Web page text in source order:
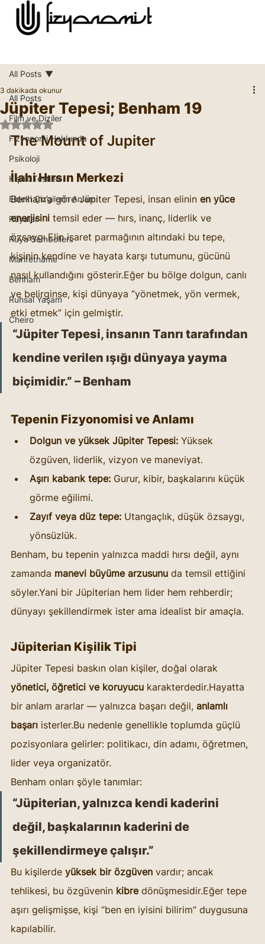
All Posts
Film ve Diziler
Fizyonomi Hakkında
Psikoloji
Kişilik Testleri
Eldeki Çizgilerin Anlamı
Rüyalar
Rüya Sembolleri
Marifetname
Benham
Ruhsal Yaşam
Cheiro
All Posts
Jüpiter Tepesi; Benham 19
3 dakikada okunur
5 üzerinden NaN yıldız
The Mount of Jupiter
İlahi Hırsın Merkezi
Benham’a göre Jüpiter Tepesi, insan elinin en yüce
enerjisini temsil eder — hırs, inanç, liderlik ve
özsaygı.Elin işaret parmağının altındaki bu tepe,
kişinin kendine ve hayata karşı tutumunu, gücünü
nasıl kullandığını gösterir.Eğer bu bölge dolgun, canlı
ve belirginse, kişi dünyaya “yönetmek, yön vermek,
etki etmek” için gelmiştir.
“Jüpiter Tepesi, insanın Tanrı tarafından
kendine verilen ışığı dünyaya yayma
biçimidir.” – Benham
Tepenin Fizyonomisi ve Anlamı
Dolgun ve yüksek Jüpiter Tepesi: Yüksek
özgüven, liderlik, vizyon ve maneviyat.
Aşırı kabarık tepe: Gurur, kibir, başkalarını küçük
görme eğilimi.
Zayıf veya düz tepe: Utangaçlık, düşük özsaygı,
yönsüzlük.
Benham, bu tepenin yalnızca maddi hırsı değil, aynı
zamanda manevi büyüme arzusunu da temsil ettiğini
söyler.Yani bir Jüpiterian hem lider hem rehberdir;
dünyayı şekillendirmek ister ama idealist bir amaçla.
Jüpiterian Kişilik Tipi
Jüpiter Tepesi baskın olan kişiler, doğal olarak
yönetici, öğretici ve koruyucu karakterdedir.Hayatta
bir anlam ararlar — yalnızca başarı değil, anlamlı
başarı isterler.Bu nedenle genellikle toplumda güçlü
pozisyonlara gelirler: politikacı, din adamı, öğretmen,
lider veya organizatör.
Benham onları şöyle tanımlar:
“Jüpiterian, yalnızca kendi kaderini
değil, başkalarının kaderini de
şekillendirmeye çalışır.”
Bu kişilerde yüksek bir özgüven vardır; ancak
tehlikesi, bu özgüvenin kibre dönüşmesidir.Eğer tepe
aşırı gelişmişse, kişi “ben en iyisini bilirim” duygusuna
kapılabilir.